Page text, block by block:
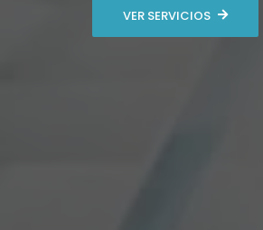
VER SERVICIOS